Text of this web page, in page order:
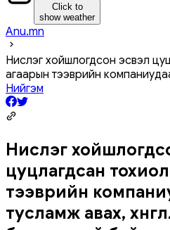
Click to
show weather
Anu.mn
Нислэг хойшлогдсон эсвэл
агаарын тээврийн
Нийгэм
Нислэг
цуцлагдсан
тээврийн
тусламж авах,